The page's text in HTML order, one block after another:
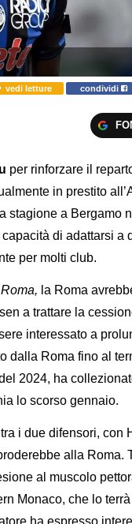
vedi letture condividi
per rinforzare il
in prestito
stagione a Bergamo
di adattarsi a
per molti club.
la Roma
a trattare la
interessato a
dalla Roma fino al
2024, ha
lo scorso gennaio.
i due difensori, con
alla Roma.
al muscolo
Monaco, che lo terrà
ha espresso